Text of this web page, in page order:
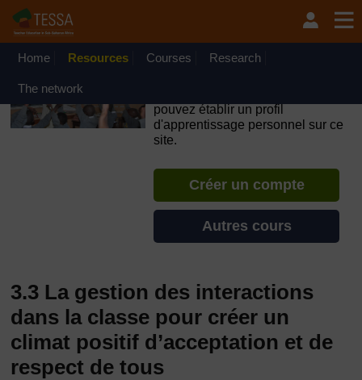
Passer au contenu principal
OpenLearn Create will be unavailable on Wednesday 12
August 2026 from 8am to 10.30am (GMT) due to routine
Home Resources Courses Research
The network
pouvez établir un profil
d'apprentissage personnel sur ce
site.
Créer un compte
Autres cours
3.3 La gestion des interactions
dans la classe pour créer un
climat positif d’acceptation et de
respect de tous